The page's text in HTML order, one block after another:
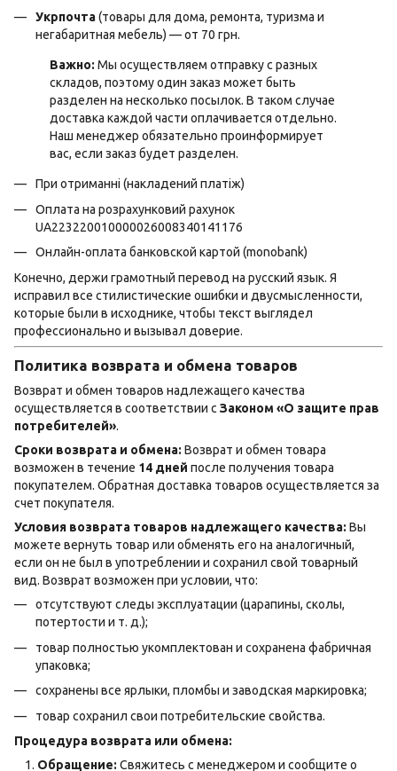
Укрпочта(товары для дома, ремонта, туризма и
негабаритная мебель) — от 70 грн.
Важно: Мы осуществляем отправку с разных
складов, поэтому один заказ может быть
разделен на несколько посылок. В таком случае
доставка каждой части оплачивается отдельно.
Наш менеджер обязательно проинформирует
вас, если заказ будет разделен.
При отриманні (накладений платіж)
Оплата на розрахунковий рахунок
UA223220010000026008340141176
Онлайн-оплата банковской картой (monobank)
Конечно, держи грамотный перевод на русский язык. Я
исправил все стилистические ошибки и двусмысленности,
которые были в исходнике, чтобы текст выглядел
профессионально и вызывал доверие.
Политика возврата и обмена товаров
Возврат и обмен товаров надлежащего качества
осуществляется в соответствии сЗаконом «О защите прав
потребителей».
Сроки возврата и обмена: Возврат и обмен товара
возможен в течение 14 дней после получения товара
покупателем. Обратная доставка товаров осуществляется за
счет покупателя.
Условия возврата товаров надлежащего качества: Вы
можете вернуть товар или обменять его на аналогичный,
если он не был в употреблении и сохранил свой товарный
вид. Возврат возможен при условии, что:
отсутствуют следы эксплуатации (царапины, сколы,
потертости и т. д.);
товар полностью укомплектован и сохранена фабричная
упаковка;
сохранены все ярлыки, пломбы и заводская маркировка;
товар сохранил свои потребительские свойства.
Процедура возврата или обмена:
Обращение: Свяжитесь с менеджером и сообщите о